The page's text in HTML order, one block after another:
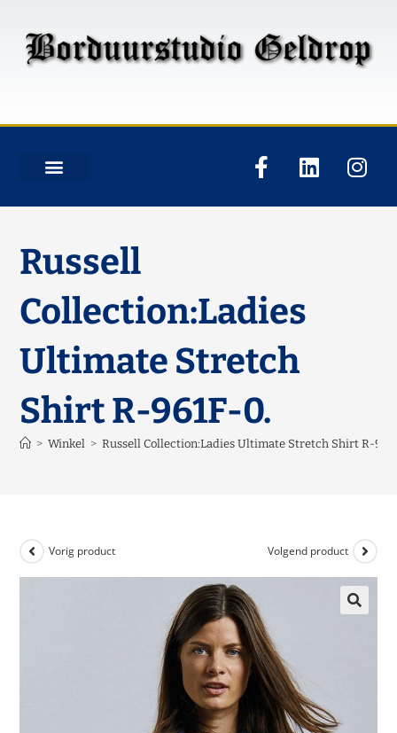
Russell
Collection:Ladies
Ultimate Stretch
Shirt R-961F-0.
> Winkel > Russell Collection:Ladies Ultimate Stretch Shirt R-
Vorig product Volgend product